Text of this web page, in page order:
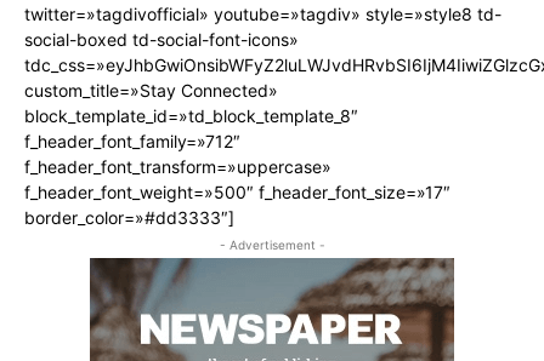
twitter=»tagdivofficial» youtube=»tagdiv» style=»style8 td-
social-boxed td-social-font-icons»
custom_title=»Stay Connected»
block_template_id=»td_block_template_8″
f_header_font_family=»712″
f_header_font_transform=»uppercase»
f_header_font_weight=»500″ f_header_font_size=»17″
border_color=»#dd3333″]
- Advertisement -